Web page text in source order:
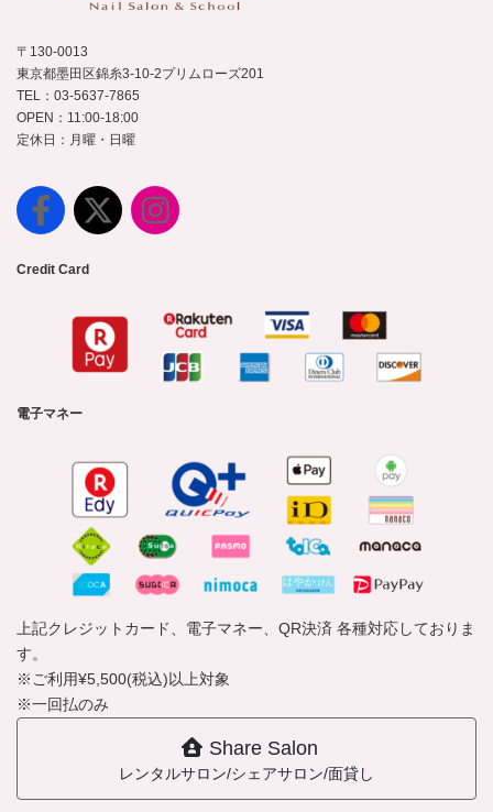
〒130-0013
東京都墨田区錦糸3-10-2プリムローズ201
TEL：03-5637-7865
OPEN：11:00-18:00
定休日：月曜・日曜
Credit Card
電子マネー
上記クレジットカード、電子マネー、QR決済 各種対応しておりま
す。
※ご利用¥5,500(税込)以上対象
※一回払のみ
Share Salon
レンタルサロン/シェアサロン/面貸し